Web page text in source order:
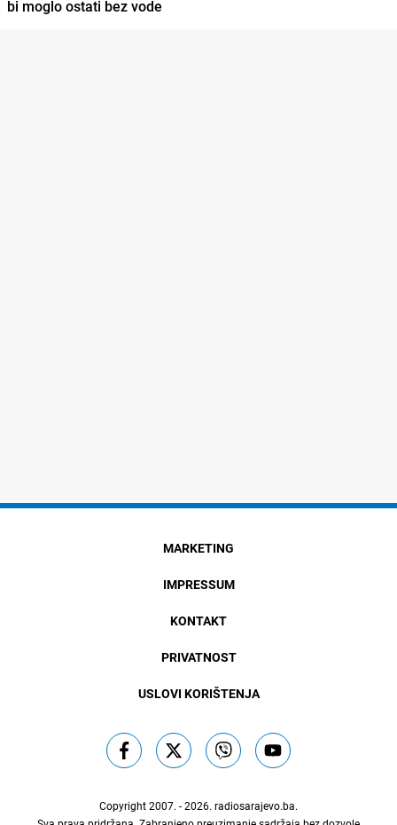
bi moglo ostati bez vode
MARKETING
IMPRESSUM
KONTAKT
PRIVATNOST
USLOVI KORIŠTENJA
Copyright 2007. - 2026. radiosarajevo.ba.